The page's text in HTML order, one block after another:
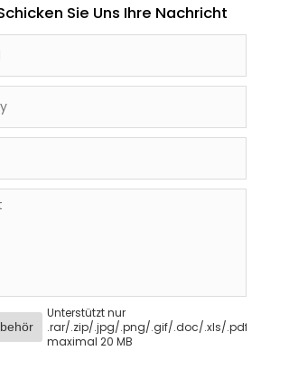
Sie Uns Ihre Nachricht
Unterstützt nur
.rar/.zip/.jpg/.png/.gif/.doc/.xls/.pdf,
maximal 20 MB